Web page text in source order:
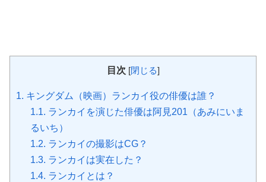
目次 [閉じる]
1. キングダム（映画）ランカイ役の俳優は誰？
1.1. ランカイを演じた俳優は阿見201（あみにいま
るいち）
1.2. ランカイの撮影はCG？
1.3. ランカイは実在した？
1.4. ランカイとは？